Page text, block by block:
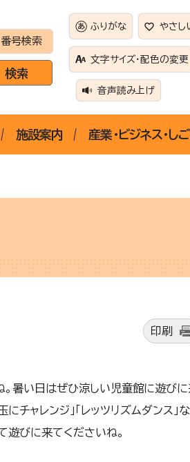
号検索
ふりがな やさし
文字サイズ・配色の変更
音声読み上げ
施設案内 産業・ビジネス・し
印刷
暑い日はぜひ涼しい児童館に遊びに
チャレンジ」「レッツリズムダンス
遊びに来てくださいね。